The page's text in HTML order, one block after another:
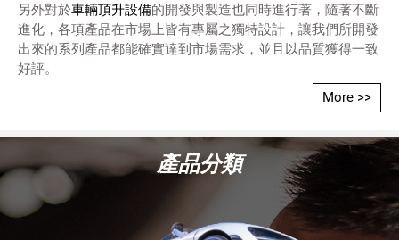
另外對於車輛頂升設備的開發與製造也同時進行著，隨著不斷
進化，各項產品在市場上皆有專屬之獨特設計，讓我們所開發
出來的系列產品都能確實達到市場需求，並且以品質獲得一致
好評。
More >>
產品分類